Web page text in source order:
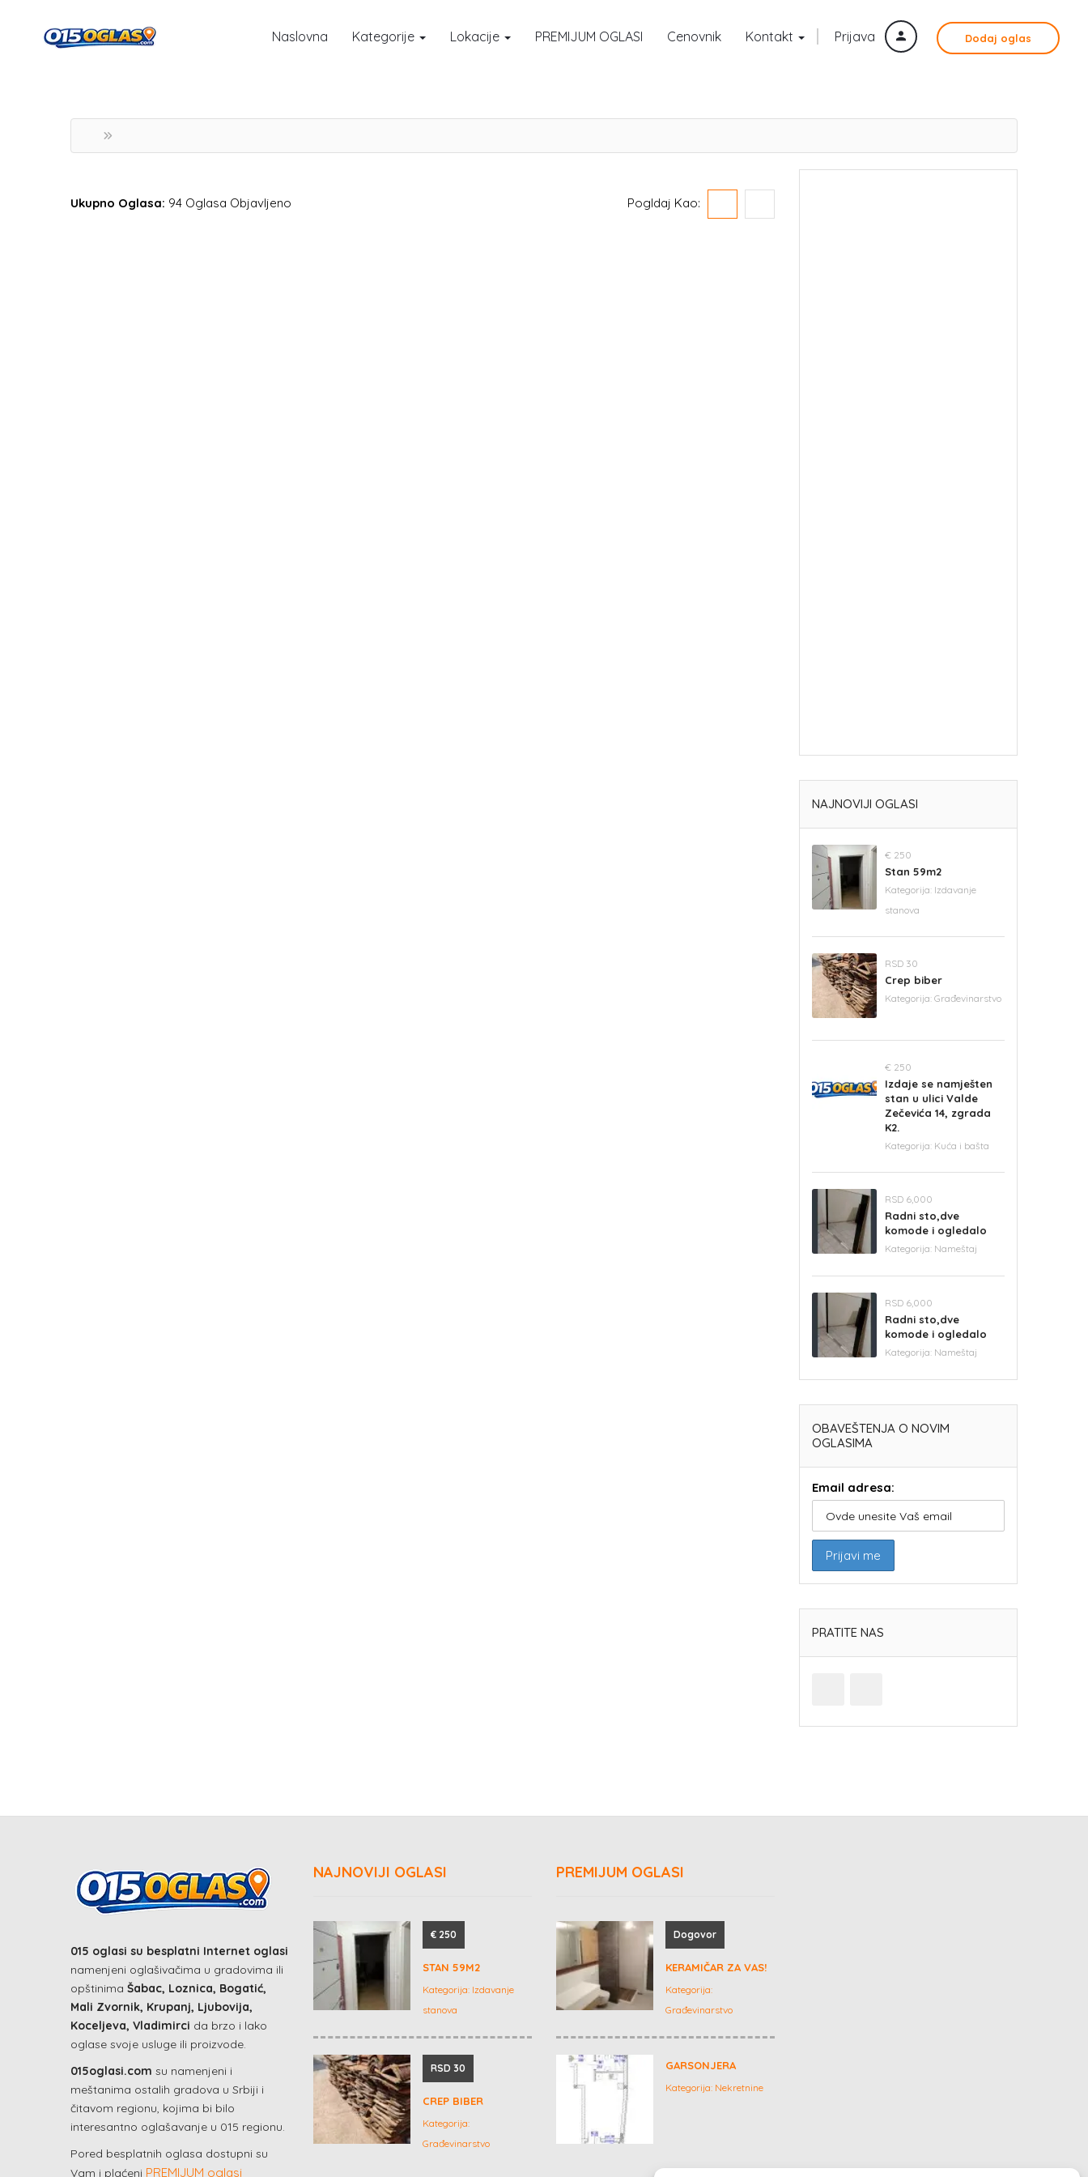
Prijava Dodaj oglas
Naslovna Kategorije Lokacije PREMIJUM OGLASI Cenovnik Kontakt
Ukupno Oglasa: 94 Oglasa Objavljeno Pogldaj Kao:
NAJNOVIJI OGLASI
€ 250
Stan 59m2
Kategorija: Izdavanje
stanova
RSD 30
Crep biber
Kategorija: Građevinarstvo
€ 250
Izdaje se namješten
stan u ulici Valde
Zečevića 14, zgrada
K2.
Kategorija: Kuća i bašta
RSD 6,000
Radni sto,dve
komode i ogledalo
Kategorija: Nameštaj
RSD 6,000
Radni sto,dve
komode i ogledalo
Kategorija: Nameštaj
OBAVEŠTENJA O NOVIM
OGLASIMA
Email adresa:
PRATITE NAS
015 oglasi su besplatni Internet oglasi
namenjeni oglašivačima u gradovima ili
opštinima Šabac, Loznica, Bogatić,
Mali Zvornik, Krupanj, Ljubovija,
Koceljeva, Vladimirci da brzo i lako
oglase svoje usluge ili proizvode.
015oglasi.com su namenjeni i
meštanima ostalih gradova u Srbiji i
čitavom regionu, kojima bi bilo
interesantno oglašavanje u 015 regionu.
Pored besplatnih oglasa dostupni su
Vam i plaćeni PREMIJUM oglasi
NAJNOVIJI OGLASI
€ 250
STAN 59M2
Kategorija: Izdavanje
stanova
RSD 30
CREP BIBER
Kategorija:
Građevinarstvo
PREMIJUM OGLASI
Dogovor
KERAMIČAR ZA VAS!
Kategorija:
Građevinarstvo
GARSONJERA
Kategorija: Nekretnine